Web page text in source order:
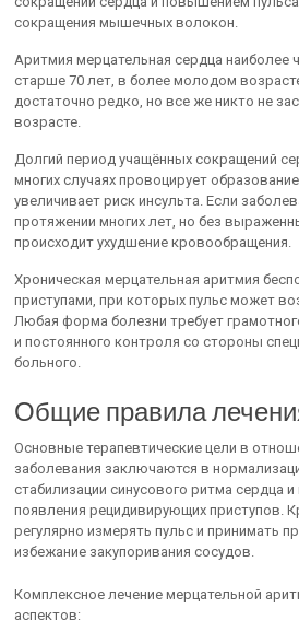
сокращения мышечных волокон.
Аритмия мерцательная сердца наиболее
старше 70 лет, в более молодом
достаточно редко, но все же никто не
возрасте.
Долгий период учащённых сокращений
многих случаях провоцирует
увеличивает риск инсульта. Если
протяжении многих лет, но без
происходит ухудшение кровообращения.
Хроническая мерцательная аритмия
приступами, при которых пульс может
Любая форма болезни требует
и постоянного контроля со стороны
больного.
Общие правила
Основные терапевтические цели в
заболевания заключаются в
стабилизации синусового ритма сердца
появления рецидивирующих приступов.
регулярно измерять пульс и принимать
избежание закупоривания сосудов.
Комплексное лечение мерцательной
аспектов: